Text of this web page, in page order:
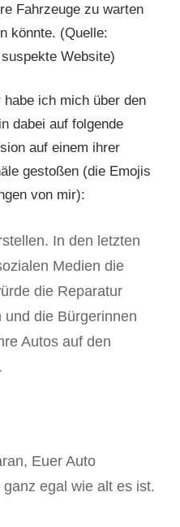
Fahrzeuge zu warten
könnte. (Quelle:
Website)
habe ich mich über den
dabei auf folgende
auf einem ihrer
gestoßen (die Emojis
von mir):
In den letzten
Medien die
die Reparatur
die Bürgerinnen
Autos auf den
Euer Auto
egal wie alt es ist.